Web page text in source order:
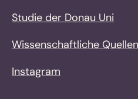
Studie der Donau Uni
Wissenschaftliche Quellen
Instagram